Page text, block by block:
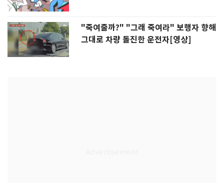
"죽여줄까?" "그래 죽여라" 보행자 향해
그대로 차량 돌진한 운전자[영상]